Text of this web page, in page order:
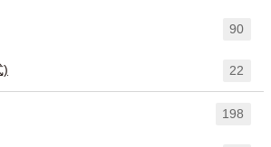
90
) 22
198